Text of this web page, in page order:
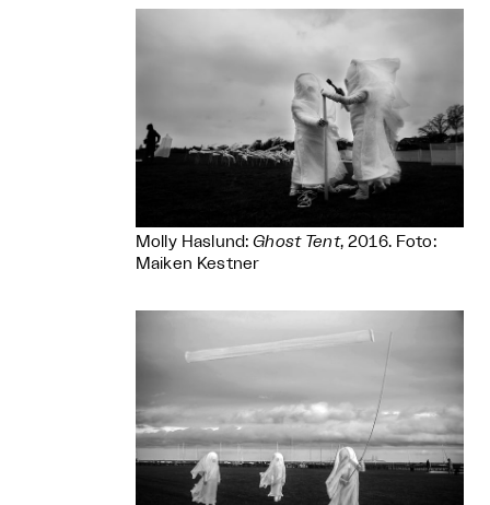
Molly Haslund:Ghost Tent, 2016. Foto:
Maiken Kestner